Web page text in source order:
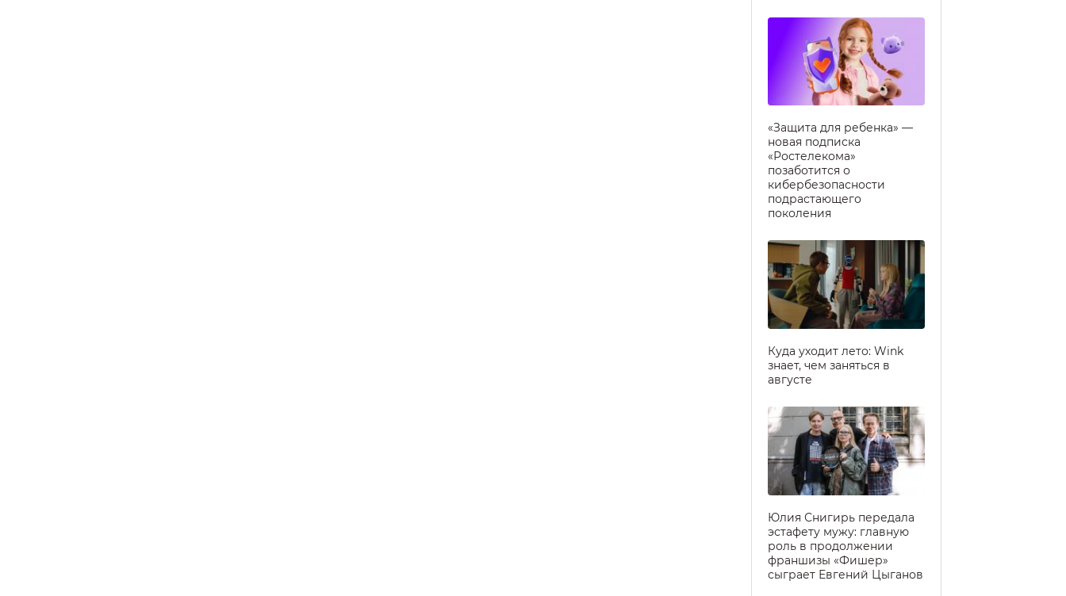
«Защита для ребенка» —
новая подписка
«Ростелекома»
позаботится о
кибербезопасности
подрастающего
поколения
Куда уходит лето: Wink
знает, чем заняться в
августе
Юлия Снигирь передала
эстафету мужу: главную
роль в продолжении
франшизы «Фишер»
сыграет Евгений Цыганов